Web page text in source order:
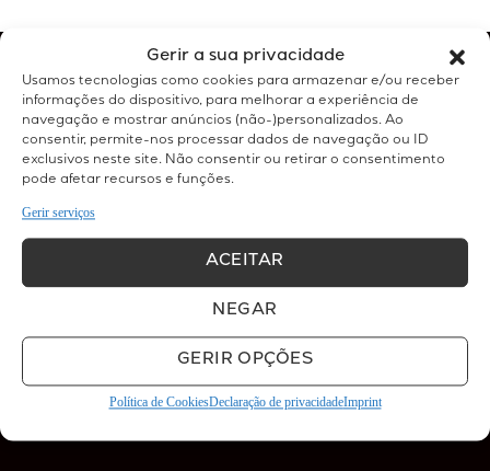
Gerir a sua privacidade
Usamos tecnologias como cookies para armazenar e/ou receber
informações do dispositivo, para melhorar a experiência de
navegação e mostrar anúncios (não-)personalizados. Ao
consentir, permite-nos processar dados de navegação ou ID
exclusivos neste site. Não consentir ou retirar o consentimento
pode afetar recursos e funções.
Gerir serviços
ACEITAR
NEGAR
GERIR OPÇÕES
Política de CookiesDeclaração de privacidadeImprint
SOBRE ESTE SITE:
Esta loja online pertence à clínica médica Belight, e disponibiliza
a nossa oferta tanto em serviços a realizar na clínica como
ONDE ESTAMOS:
Rua Agostinho Neto nº30 F
Quinta do Lambert
1750-006 Lisboa